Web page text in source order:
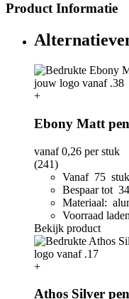
Product Informatie
+
Ebony Matt
vanaf0,26 per stuk
(241)
Vanaf 75
Bespaar tot
Materiaal:
Voorraad laden
Bekijk product
+
Athos Silver